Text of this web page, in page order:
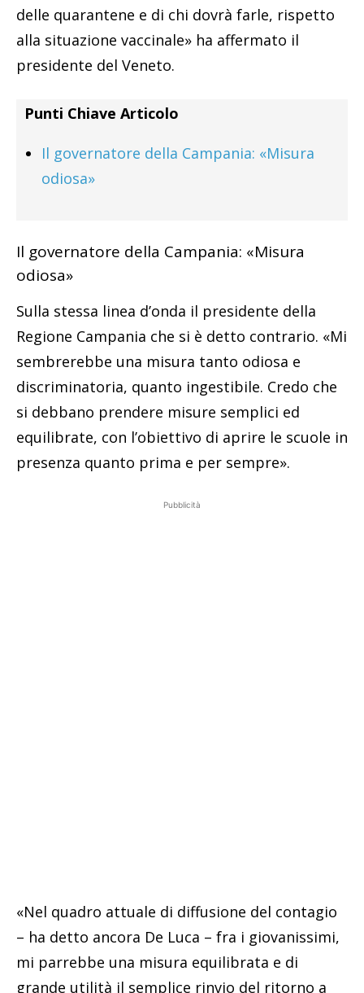
delle quarantene e di chi dovrà farle, rispetto
alla situazione vaccinale» ha affermato il
presidente del Veneto.
Punti Chiave Articolo
Il governatore della Campania: «Misura
odiosa»
Il governatore della Campania: «Misura
odiosa»
Sulla stessa linea d’onda il presidente della
Regione Campania che si è detto contrario. «Mi
sembrerebbe una misura tanto odiosa e
discriminatoria, quanto ingestibile. Credo che
si debbano prendere misure semplici ed
equilibrate, con l’obiettivo di aprire le scuole in
presenza quanto prima e per sempre».
Pubblicità
«Nel quadro attuale di diffusione del contagio
– ha detto ancora De Luca – fra i giovanissimi,
mi parrebbe una misura equilibrata e di
grande utilità il semplice rinvio del ritorno a